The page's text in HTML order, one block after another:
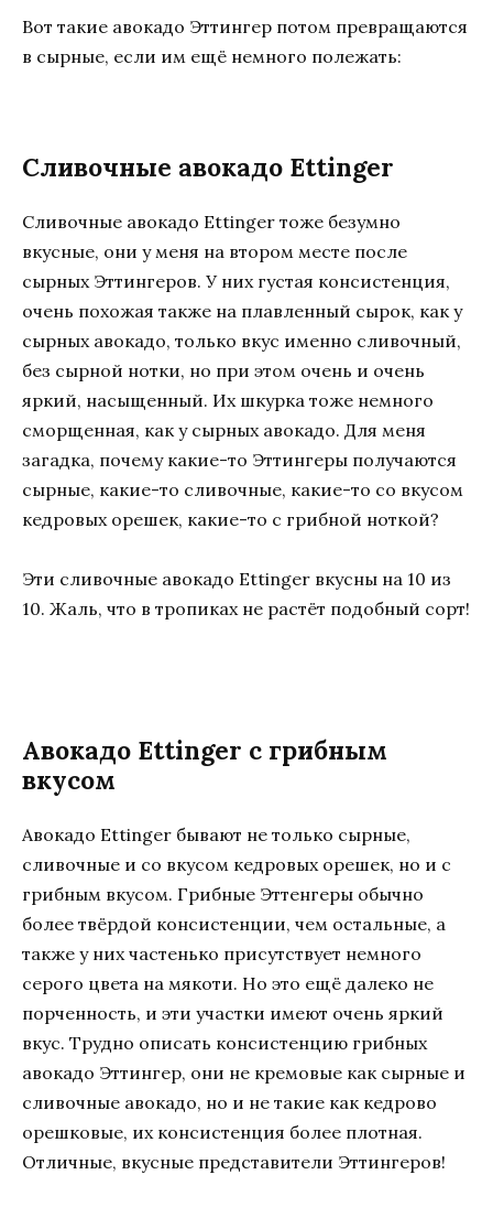
Вот такие авокадо Эттингер потом превращаются
в сырные, если им ещё немного полежать:
Сливочные авокадо Ettinger
Сливочные авокадо Ettinger тоже безумно
вкусные, они у меня на втором месте после
сырных Эттингеров. У них густая консистенция,
очень похожая также на плавленный сырок, как у
сырных авокадо, только вкус именно сливочный,
без сырной нотки, но при этом очень и очень
яркий, насыщенный. Их шкурка тоже немного
сморщенная, как у сырных авокадо. Для меня
загадка, почему какие-то Эттингеры получаются
сырные, какие-то сливочные, какие-то со вкусом
кедровых орешек, какие-то с грибной ноткой?
Эти сливочные авокадо Ettinger вкусны на 10 из
10. Жаль, что в тропиках не растёт подобный сорт!
Авокадо Ettinger с грибным
вкусом
Авокадо Ettinger бывают не только сырные,
сливочные и со вкусом кедровых орешек, но и с
грибным вкусом. Грибные Эттенгеры обычно
более твёрдой консистенции, чем остальные, а
также у них частенько присутствует немного
серого цвета на мякоти. Но это ещё далеко не
порченность, и эти участки имеют очень яркий
вкус. Трудно описать консистенцию грибных
авокадо Эттингер, они не кремовые как сырные и
сливочные авокадо, но и не такие как кедрово
орешковые, их консистенция более плотная.
Отличные, вкусные представители Эттингеров!